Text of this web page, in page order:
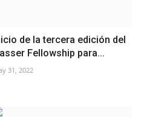
de la tercera edición del
Fellowship para...
31, 2022